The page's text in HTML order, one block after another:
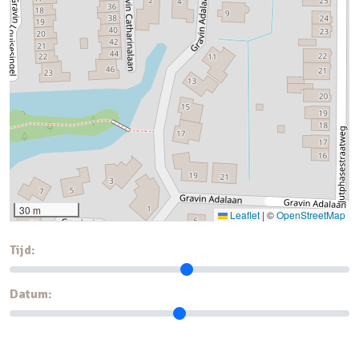
30 m Leaflet | ©OpenStreetMap
Tijd:
Datum: